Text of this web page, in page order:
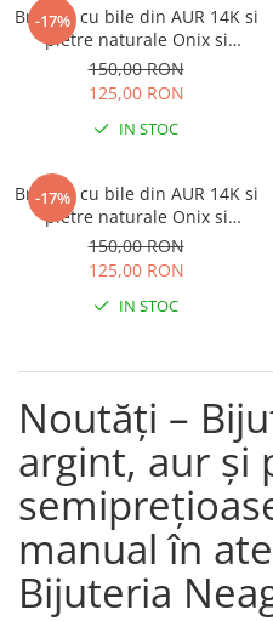
Lănțișoare Argint Diverse
COLIERE CU PERLE
Coliere cu Perle Naturale
Coliere cu Inimioare
Coliere cu Cruce
Coliere cu Stea
Coliere cu Soare
Coliere cu Semilună
Coliere cu Flori
Coliere cu Animale
Coliere cu Molecule
Coliere Diverse
BRĂȚĂRI
BRĂȚĂRI CU ȘNUR REGLABIL
Brățări din Aur cu șnur reglabil
Brățări din Argint cu șnur
-17%
Bratara cu bile din AUR 14K si
pietre naturale Onix si
Acvamarin
150,00 RON
125,00 RON
IN STOC
-17%
Bratara cu bile din AUR 14K si
pietre naturale Onix si
Ametist
150,00 RON
125,00 RON
IN STOC
Noutăți –
argint, aur și
manual în
Bijuteria